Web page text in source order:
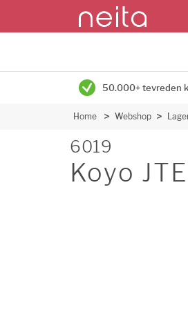
50.000+ tevreden
Home Webshop
6019
Koyo